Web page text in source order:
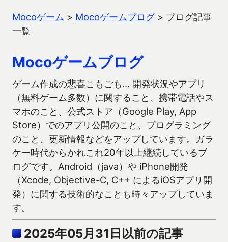
Mocoゲーム > Mocoゲームブログ> ブログ記事
一覧
Mocoゲームブログ
ゲーム作成の悲喜こもごも… 開発状況やアプリ
（無料ゲーム多数）に関すること、携帯電話やス
マホのこと、公式ストア（Google Play, App
Store）でのアプリ公開のこと、プログラミング
のこと、更新情報などをアップしています。ガラ
ケー時代からかれこれ20年以上継続しているブ
ログです。Android（java）や iPhone開発
（Xcode, Objective-C, C++ によるiOSアプリ開
発）に関する技術的なことも時々アップしていま
す。
2025年05月31日以前の記事